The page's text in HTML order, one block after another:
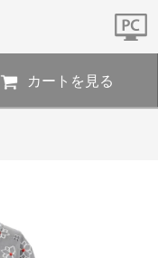
カートを見る